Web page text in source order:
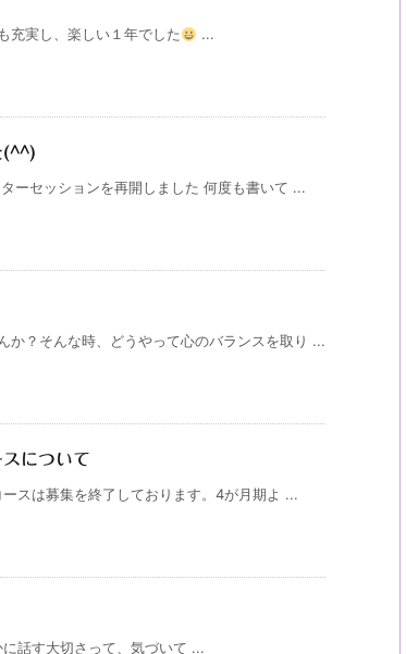
充実し、楽しい１年でした
...
(^^)
ーセッションを再開しました 何度も書いて ...
か？そんな時、どうやって心のバランスを取り ...
について
スは募集を終了しております。4が月期よ ...
に話す大切さって、気づいて ...